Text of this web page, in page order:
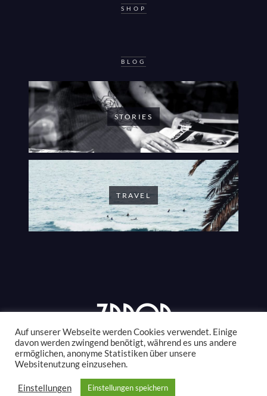
SHOP
BLOG
STORIES
TRAVEL
© 2021 #ZANONSTYLE. ALL RIGHTS RESERVED.
THANKS FOR VISITING!
IMPRESSUM DATENSCHUTZ
Auf unserer Webseite werden Cookies verwendet. Einige
davon werden zwingend benötigt, während es uns andere
ermöglichen, anonyme Statistiken über unsere
Websitenutzung einzusehen.
Einstellungen Einstellungen speichern